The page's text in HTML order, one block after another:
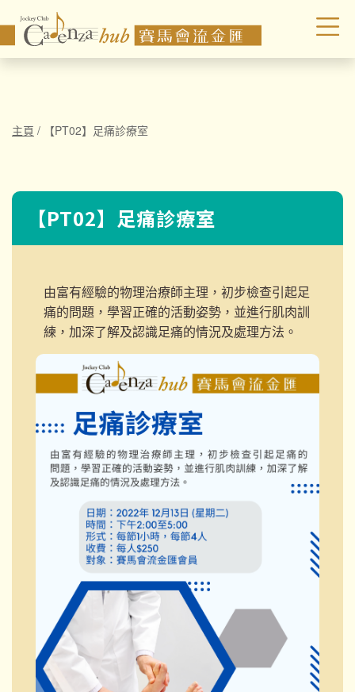
主頁 / 【PT02】足痛診療室
【PT02】足痛診療室
由富有經驗的物理治療師主理，初步檢查引起足
痛的問題，學習正確的活動姿勢，並進行肌肉訓
練，加深了解及認識足痛的情況及處理方法。